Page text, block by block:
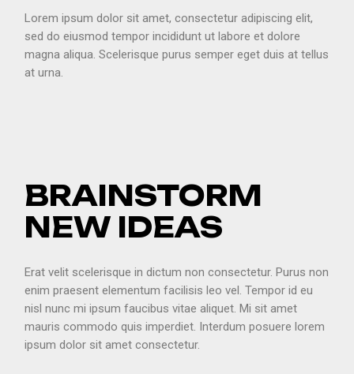
Lorem ipsum dolor sit amet, consectetur adipiscing elit,
sed do eiusmod tempor incididunt ut labore et dolore
magna aliqua. Scelerisque purus semper eget duis at tellus
at urna.
BRAINSTORM
NEW IDEAS
Erat velit scelerisque in dictum non consectetur. Purus non
enim praesent elementum facilisis leo vel. Tempor id eu
nisl nunc mi ipsum faucibus vitae aliquet. Mi sit amet
mauris commodo quis imperdiet. Interdum posuere lorem
ipsum dolor sit amet consectetur.